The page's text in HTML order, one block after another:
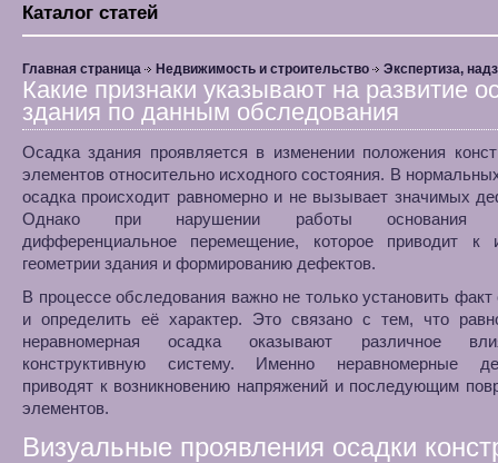
Каталог статей
Главная страница Недвижимость и строительство Экспертиза,
Какие признаки указывают на развитие
здания по данным обследования
Осадка здания проявляется в изменении положения
элементов относительно исходного состояния. В
осадка происходит равномерно и не вызывает значимых
Однако при нарушении работы основания
дифференциальное перемещение, которое приводит к
геометрии здания и формированию дефектов.
В процессе обследования важно не только установить факт
и определить её характер. Это связано с тем, что
неравномерная осадка оказывают различное
конструктивную систему. Именно неравномерные
приводят к возникновению напряжений и последующим
элементов.
Визуальные проявления осадки